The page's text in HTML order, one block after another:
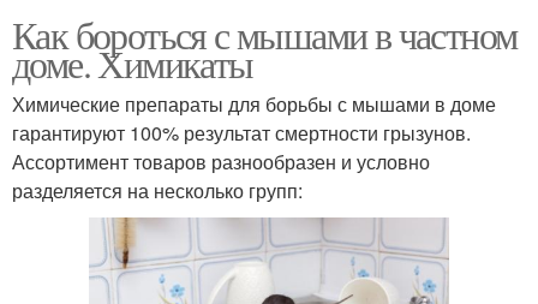
Как бороться с мышами в частном
доме. Химикаты
Химические препараты для борьбы с мышами в доме
гарантируют 100% результат смертности грызунов.
Ассортимент товаров разнообразен и условно
разделяется на несколько групп: